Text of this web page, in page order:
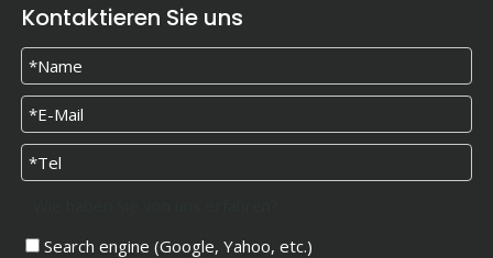
Kontaktieren Sie uns
Search engine (Google, Yahoo, etc.)